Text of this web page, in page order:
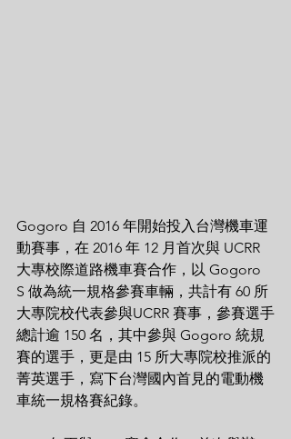
Gogoro 自 2016 年開始投入台灣機車運
動賽事，在 2016 年 12 月首次與 UCRR
大專校際道路機車賽合作，以 Gogoro
S 做為統一規格參賽車輛，共計有 60 所
大專院校代表參與UCRR 賽事，參賽選手
總計逾 150 名，其中參與 Gogoro 統規
賽的選手，更是由 15 所大專院校推派的
菁英選手，寫下台灣國內首見的電動機
車統一規格賽紀錄。